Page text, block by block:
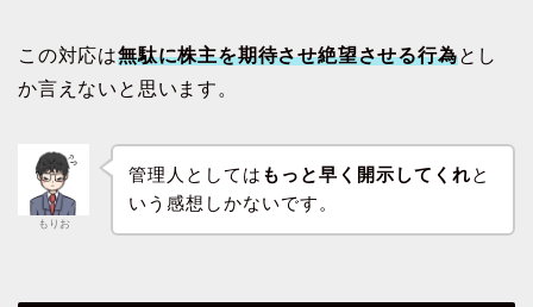
この対応は無駄に株主を期待させ絶望させる行為とし
か言えないと思います。
もりお
管理人としては もっと早く開示してくれと
いう感想しかないです。